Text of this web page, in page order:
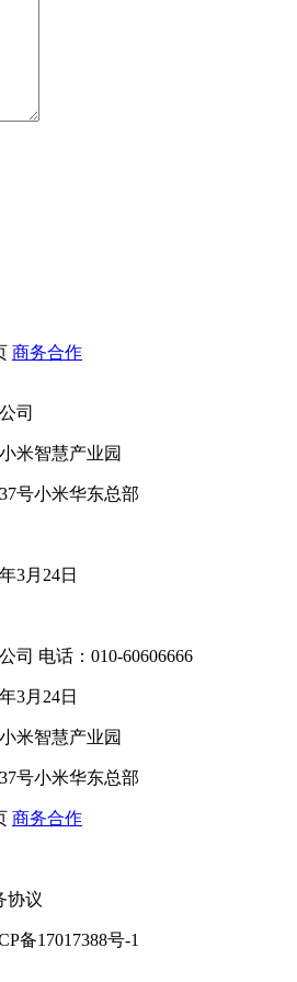
商务合作
司
米智慧产业园
号小米华东总部
3月24日
司 电话：010-60606666
3月24日
米智慧产业园
号小米华东总部
商务合作
协议
备17017388号-1